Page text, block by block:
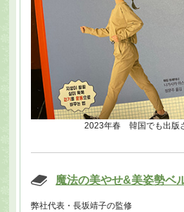
2023年春 韓国でも出版
魔法の美やせ&美姿勢ベ
弊社代表・長坂靖子の監修